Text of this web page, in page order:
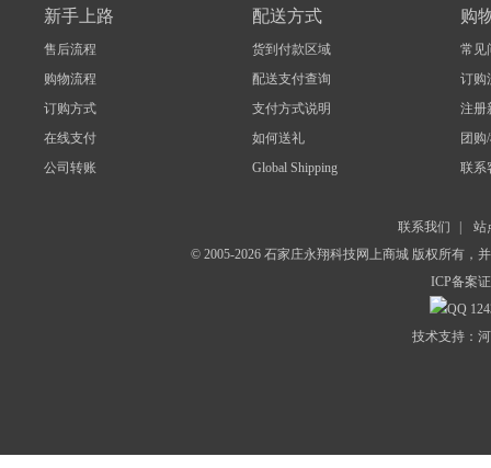
新手上路
售后流程
购物流程
订购方式
在线支付
公司转账
配送方式
货到付款区域
配送支付查询
支付方式说明
如何送礼
Global Shipping
购
常见
订购
注册
团购
联系
联系我们
站
© 2005-2026 石家庄永翔科技网上商城 版权所有，
ICP备案
技术支持：